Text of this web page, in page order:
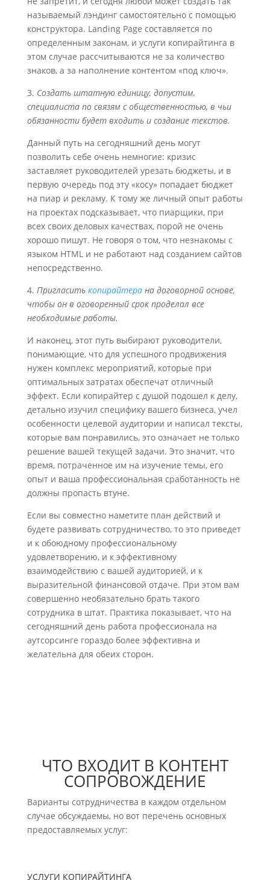
называемый лэндинг самостоятельно с помощью
конструктора. Landing Page составляется по
определенным законам, и услуги копирайтинга в
этом случае рассчитываются не за количество
знаков, а за наполнение контентом «под ключ».
3. Создать штатную единицу, допустим,
специалиста по связям с общественностью, в чьи
обязанности будет входить и создание текстов.
Данный путь на сегодняшний день могут
позволить себе очень немногие: кризис
заставляет руководителей урезать бюджеты, и в
первую очередь под эту «косу» попадает бюджет
на пиар и рекламу. К тому же личный опыт работы
на проектах подсказывает, что пиарщики, при
всех своих деловых качествах, порой не очень
хорошо пишут. Не говоря о том, что незнакомы с
языком HTML и не работают над созданием сайтов
непосредственно.
4. Пригласить копирайтера на договорной основе,
чтобы он в оговоренный срок проделал все
необходимые работы.
И наконец, этот путь выбирают руководители,
понимающие, что для успешного продвижения
нужен комплекс мероприятий, которые при
оптимальных затратах обеспечат отличный
эффект. Если копирайтер с душой подошел к делу,
детально изучил специфику вашего бизнеса, учел
особенности целевой аудитории и написал тексты,
которые вам понравились, это означает не только
решение вашей текущей задачи. Это значит, что
время, потраченное им на изучение темы, его
опыт и ваша профессиональная сработанность не
должны пропасть втуне.
Если вы совместно наметите план действий и
будете развивать сотрудничество, то это приведет
и к обоюдному профессиональному
удовлетворению, и к эффективному
взаимодействию с вашей аудиторией, и к
выразительной финансовой отдаче. При этом вам
совершенно необязательно брать такого
сотрудника в штат. Практика показывает, что на
сегодняшний день работа профессионала на
аутсорсинге гораздо более эффективна и
желательна для обеих сторон.
ЧТО ВХОДИТ В КОНТЕНТ
СОПРОВОЖДЕНИЕ
Варианты сотрудничества в каждом отдельном
случае обсуждаемы, но вот перечень основных
предоставляемых услуг:
УСЛУГИ КОПИРАЙТИНГА